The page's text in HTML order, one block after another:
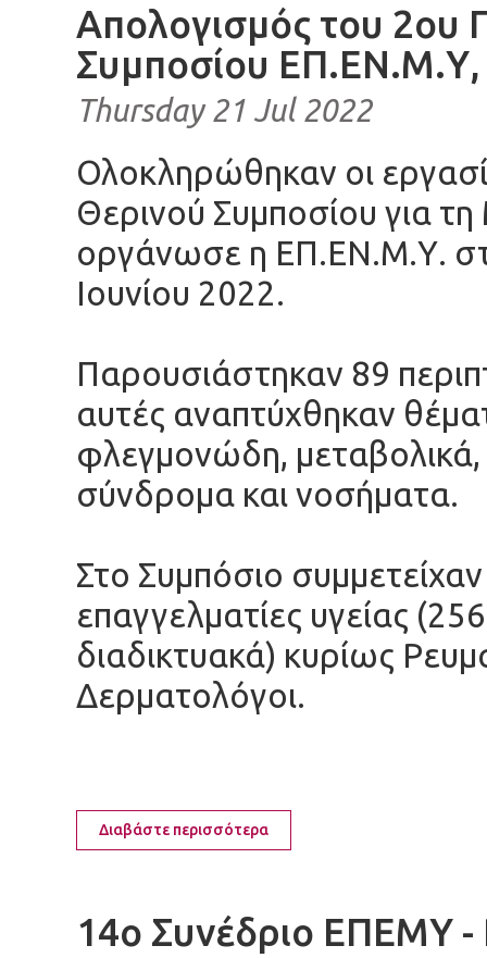
Απολογισμός του 2ου
Συμποσίου ΕΠ.ΕΝ.Μ.Υ,
Thursday 21 Jul 2022
Ολοκληρώθηκαν οι
Θερινού Συμποσίου για
οργάνωσε η ΕΠ.ΕΝ.Μ.Υ.
Ιουνίου 2022.
Παρουσιάστηκαν 89
αυτές αναπτύχθηκαν
φλεγμονώδη, μεταβολικά,
σύνδρομα και νοσήματα.
Στο Συμπόσιο
επαγγελματίες υγείας
διαδικτυακά) κυρίως
Δερματολόγοι.
Διαβάστε περισσότερα
14ο Συνέδριο ΕΠΕΜΥ -